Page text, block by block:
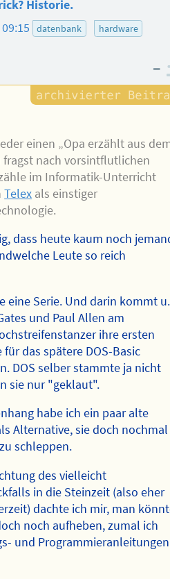
Historie.
datenbank
hardware
–
einen „Opa erzählt aus
fragst nach vorsintflutlichen
im Informatik-Unterricht
Telex als einstiger
dass heute kaum noch
Leute so reich
eine Serie. Und darin kommt u.
und Paul Allen am
ihre ersten
das spätere DOS-Basic
DOS selber stammte ja nicht
sie nur "geklaut".
habe ich ein paar alte
Alternative, sie doch nochmal
schleppen.
des vielleicht
in die Steinzeit (also eher
dachte ich mir, man
noch aufheben, zumal ich
und Programmieranleitungen